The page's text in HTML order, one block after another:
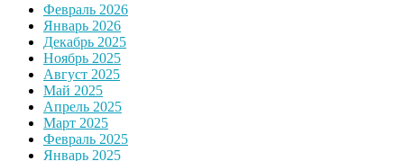
Февраль 2026
Январь 2026
Декабрь 2025
Ноябрь 2025
Август 2025
Май 2025
Апрель 2025
Март 2025
Февраль 2025
Январь 2025